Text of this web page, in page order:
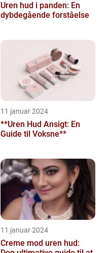
Uren hud i panden: En
dybdegående forståelse
11 januar 2024
**Uren Hud Ansigt: En
Guide til Voksne**
11 januar 2024
Creme mod uren hud: